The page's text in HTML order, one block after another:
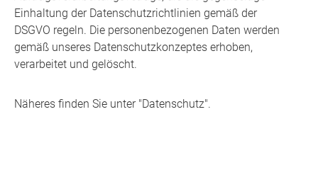
Einhaltung der Datenschutzrichtlinien gemäß der
DSGVO regeln. Die personenbezogenen Daten werden
gemäß unseres Datenschutzkonzeptes erhoben,
verarbeitet und gelöscht.
Näheres finden Sie unter "Datenschutz".